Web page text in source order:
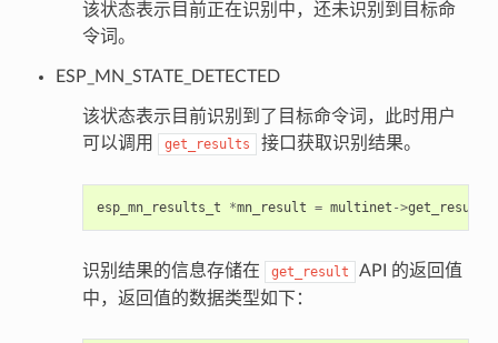
该状态表示目前正在识别中，还未识别到目标命
令词。
ESP_MN_STATE_DETECTED
该状态表示目前识别到了目标命令词，此时用户
可以调用
get_results 接口获取识别结果。
esp_mn_results_t *mn_result = multinet ->get_results
识别结果的信息存储在 get_result
API 的返回值
中，返回值的数据类型如下：